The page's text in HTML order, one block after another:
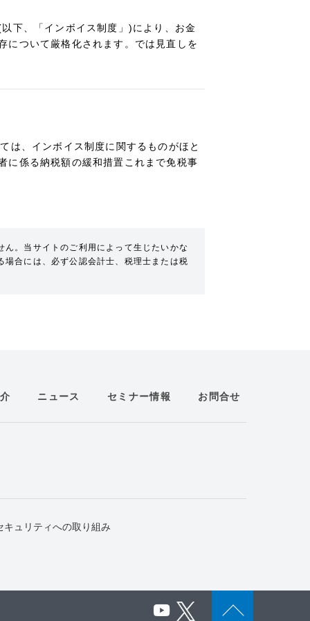
下、「インボイス制度」)により、お金
について厳格化されます。では見直しを
、インボイス制度に関するものがほと
に係る納税額の緩和措置これまで免税事
。当サイトのご利用によって生じたいかな
合には、必ず公認会計士、税理士または税
ニュース セミナー情報 お問合せ
キュリティへの取り組み